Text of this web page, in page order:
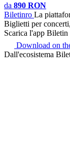
da 890 RON
Biletinro La
Biglietti per
Scarica l'app Biletin
Download on
Dall'ecosistema